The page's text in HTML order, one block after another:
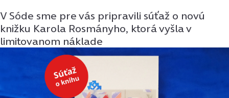
V Sóde sme pre vás pripravili súťaž o novú
knižku Karola Rosmányho, ktorá vyšla v
limitovanom náklade